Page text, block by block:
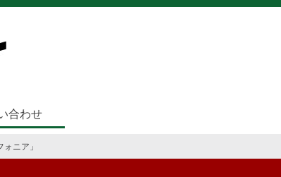
合わせ
ニア」